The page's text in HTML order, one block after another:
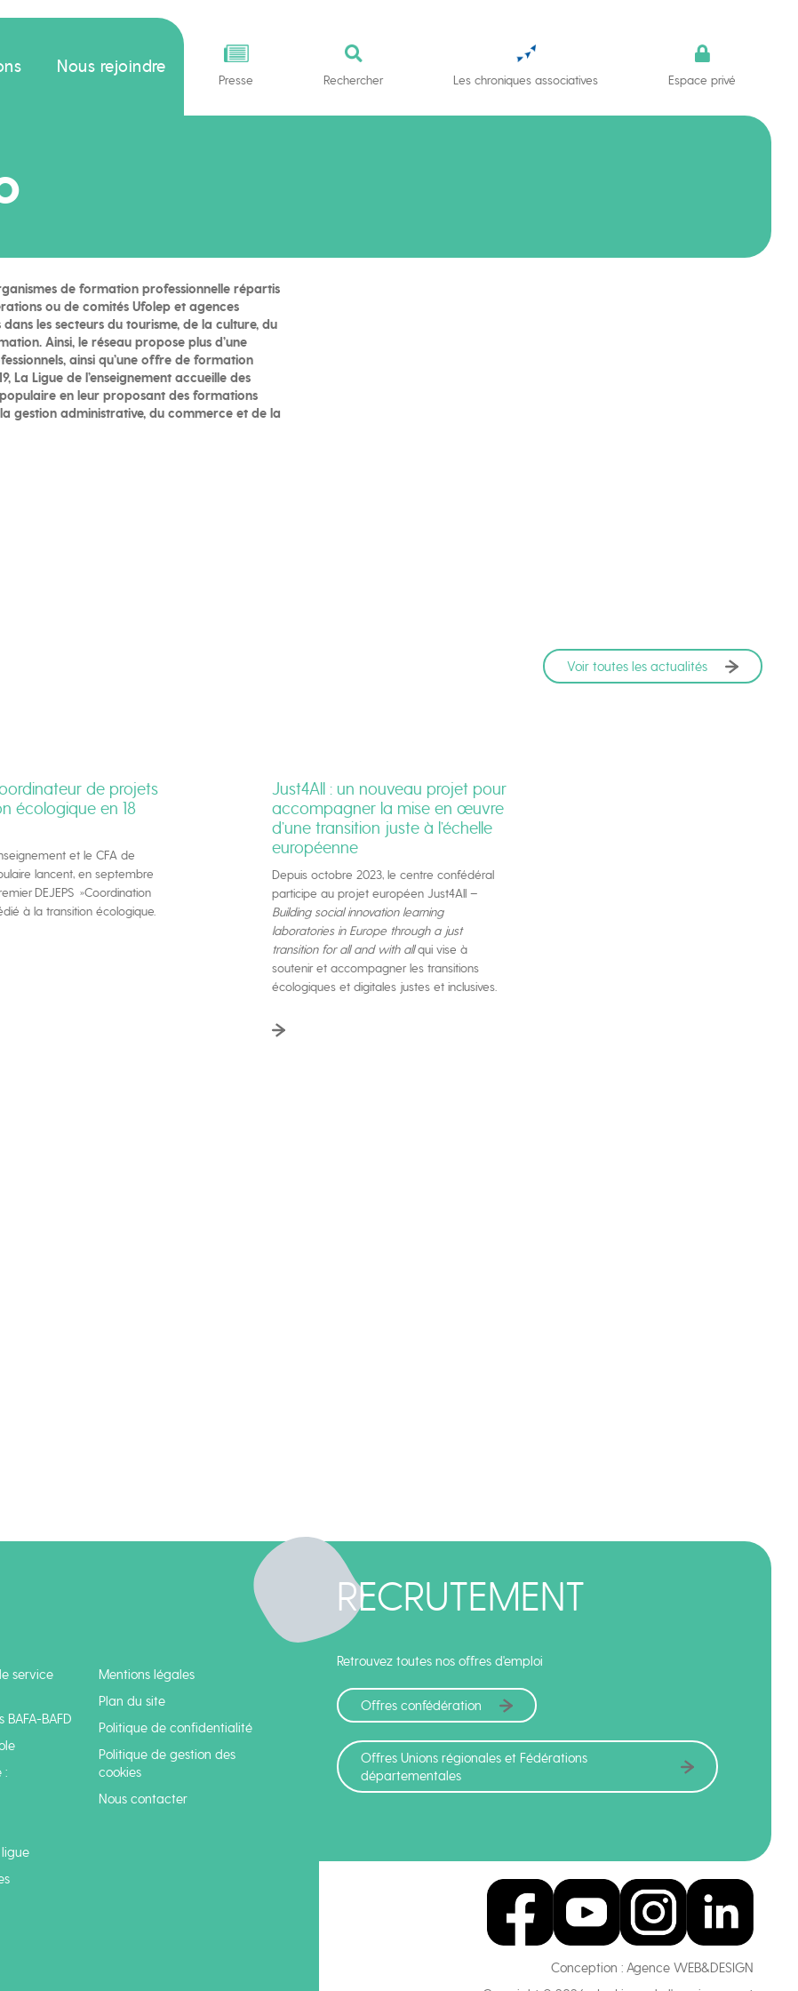
Nous rejoindre
Presse Rechercher Les chroniques associatives Espace privé
de formation professionnelle répartis
ou de comités Ufolep et agences
les secteurs du tourisme, de la culture, du
Ainsi, le réseau propose plus d’une
ainsi qu’une offre de formation
La Ligue de l’enseignement accueille des
populaire en leur proposant des formations
gestion administrative, du commerce et de la
Voir toutes les actualités
de projets
écologique en 18
et le CFA de
lancent, en septembre
DEJEPS »Coordination
à la transition écologique.
Just4All : un nouveau projet pour
accompagner la mise en œuvre
d’une transition juste à l’échelle
européenne
Depuis octobre 2023, le centre confédéral
participe au projet européen Just4All –
Building social innovation learning
laboratories in Europe through a just
transition for all and with allqui vise à
soutenir et accompagner les transitions
écologiques et digitales justes et inclusives.
service
BAFD
:
Mentions légales
Plan du site
Politique de confidentialité
Politique de gestion des
cookies
Nous contacter
RECRUTEMENT
Retrouvez toutes nos offres d'emploi
Offres confédération
Offres Unions régionales et Fédérations
départementales
Conception : Agence WEB&DESIGN